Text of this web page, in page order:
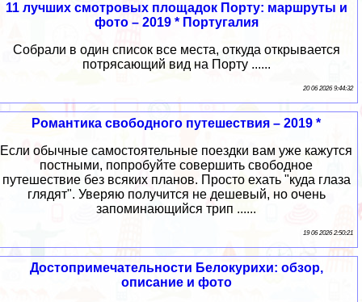
11 лучших смотровых площадок Порту: маршруты и
фото – 2019 * Португалия
Собрали в один список все места, откуда открывается
потрясающий вид на Порту ......
20 06 2026 9:44:32
Романтика свободного путешествия – 2019 *
Если обычные самостоятельные поездки вам уже кажутся
постными, попробуйте совершить свободное
путешествие без всяких планов. Просто ехать "куда глаза
глядят". Уверяю получится не дешевый, но очень
запоминающийся трип ......
19 06 2026 2:50:21
Достопримечательности Белокурихи: обзор,
описание и фото